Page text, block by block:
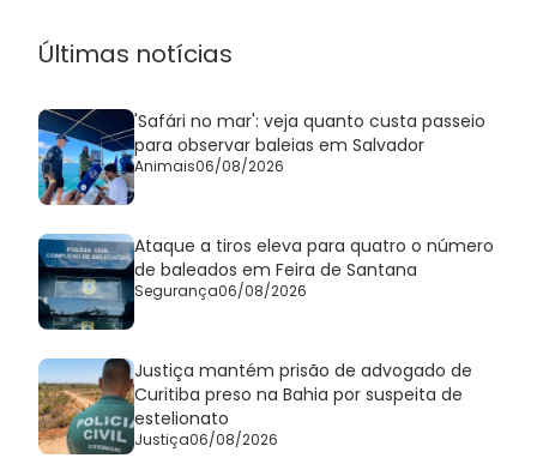
Últimas notícias
'Safári no mar': veja quanto custa passeio
para observar baleias em Salvador
Animais06/08/2026
Ataque a tiros eleva para quatro o número
de baleados em Feira de Santana
Segurança06/08/2026
Justiça mantém prisão de advogado de
Curitiba preso na Bahia por suspeita de
estelionato
Justiça06/08/2026